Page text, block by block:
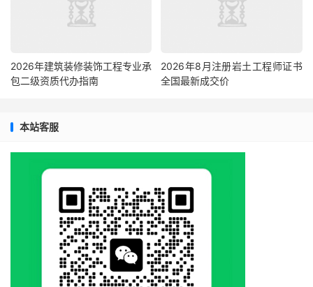
2026年建筑装修装饰工程专业承
包二级资质代办指南
2026年8月注册岩土工程师证书
全国最新成交价
本站客服